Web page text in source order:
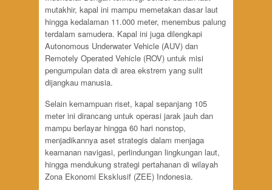
mutakhir, kapal ini mampu memetakan dasar laut
hingga kedalaman 11.000 meter, menembus palung
terdalam samudera. Kapal ini juga dilengkapi
Autonomous Underwater Vehicle (AUV) dan
Remotely Operated Vehicle (ROV) untuk misi
pengumpulan data di area ekstrem yang sulit
dijangkau manusia.
Selain kemampuan riset, kapal sepanjang 105
meter ini dirancang untuk operasi jarak jauh dan
mampu berlayar hingga 60 hari nonstop,
menjadikannya aset strategis dalam menjaga
keamanan navigasi, perlindungan lingkungan laut,
hingga mendukung strategi pertahanan di wilayah
Zona Ekonomi Eksklusif (ZEE) Indonesia.